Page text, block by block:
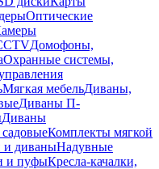
Оптические
Домофоны,
Охранные системы,
Мягкая мебельДиваны,
Диваны П-
Диваны
Комплекты мягкой
и диваныНадувные
и пуфыКресла-качалки,